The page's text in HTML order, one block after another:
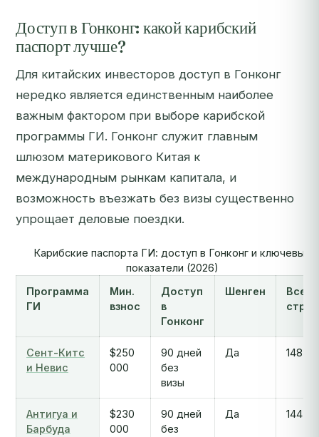
Доступ в Гонконг: какой карибский
паспорт лучше?
Для китайских инвесторов доступ в Гонконг
нередко является единственным наиболее
важным фактором при выборе карибской
программы ГИ. Гонконг служит главным
шлюзом материкового Китая к
международным рынкам капитала, и
возможность въезжать без визы существенно
упрощает деловые поездки.
Карибские паспорта ГИ: доступ в Гонконг и ключевые
показатели (2026)
Программа
ГИ
Мин.
взнос
Доступ
в
Гонконг
Шенген
Всего
стран
Сент-Китс
и Невис
$250
000
90 дней
без
визы
Да 148
Антигуа и
Барбуда
$230
000
90 дней
без
Да 144